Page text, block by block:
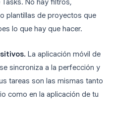
No hay filtros,
plantillas de proyectos que
lo que hay que hacer.
La aplicación móvil de
sincroniza a la perfección y
tareas son las mismas tanto
como en la aplicación de tu